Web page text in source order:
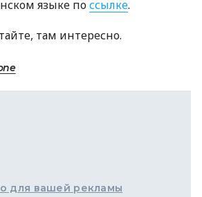
языке поссылке.
там интересно.
для вашей рекламы